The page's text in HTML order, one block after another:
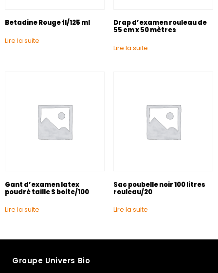
Betadine Rouge fl/125 ml
Lire la suite
Drap d’examen rouleau de
55 cm x 50 mètres
Lire la suite
Gant d’examen latex
poudré taille S boite/100
Lire la suite
Sac poubelle noir 100 litres
rouleau/20
Lire la suite
Groupe Univers Bio